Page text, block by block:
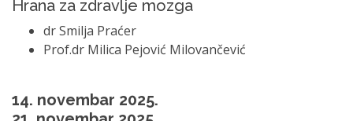
Hrana za zdravlje mozga
dr Smilja Praćer
Prof.dr Milica Pejović Milovančević
14. novembar 2025.